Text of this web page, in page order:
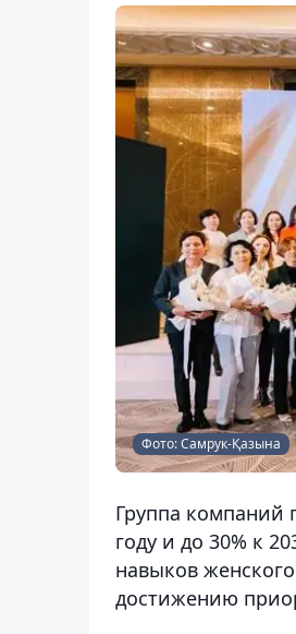
Фото: Самрук-Қазына
Группа компаний
году и до 30% к
навыков
достижению